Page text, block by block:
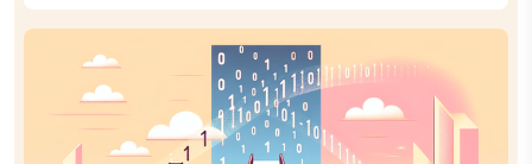
Insbesondere die Frage des Plagiats gewinnt
durch KI-gestützte Textgenerierung eine neue
Dimension. Wissenschaftler und Institutionen
müssen sich mit innovativen Lösungen
auseinandersetzen, um die Grundsätze der
wissenschaftlichen Redlichkeit zu wahren.